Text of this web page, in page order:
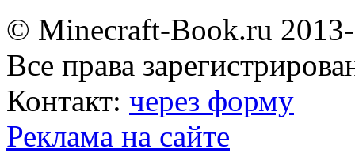
© Minecraft-Book.ru
Все права
Контакт: через форму
Реклама на сайте